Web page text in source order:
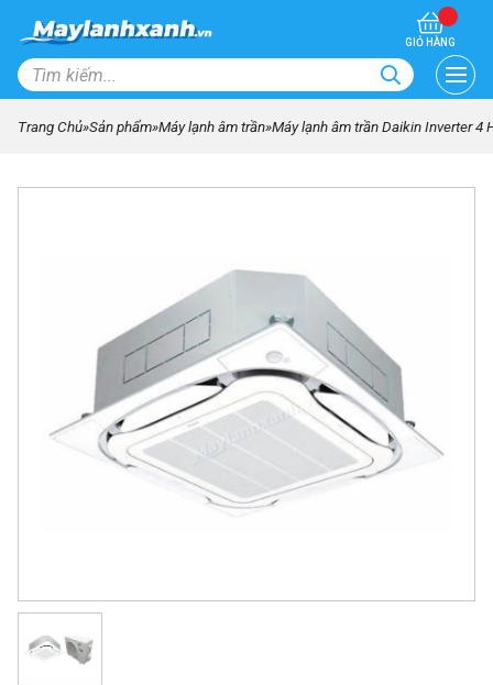
GIỎ HÀNG
Trang Chủ»Sản phẩm»Máy lạnh âm trần»Máy lạnh âm trần Daikin Inverter 4